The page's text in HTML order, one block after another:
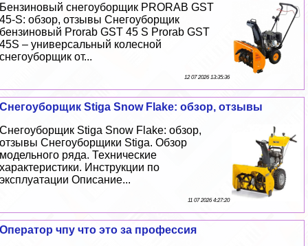
Бензиновый снегоуборщик PRORAB GST
45-S: обзор, отзывы Снегоуборщик
бензиновый Prorab GST 45 S Prorab GST
45S – универсальный колесной
снегоуборщик от...
12 07 2026 13:35:36
Снегоуборщик Stiga Snow Flake: обзор, отзывы
Снегоуборщик Stiga Snow Flake: обзор,
отзывы Снегоуборщики Stiga. Обзор
модельного ряда. Технические
хаpaктеристики. Инструкции по
эксплуатации Описание...
11 07 2026 4:27:20
Оператор чпу что это за профессия